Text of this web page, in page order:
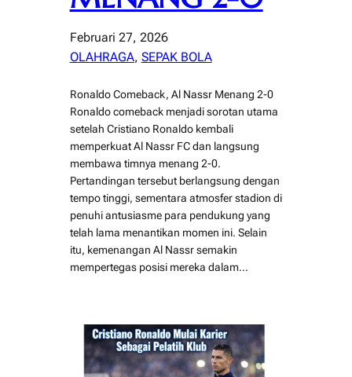
Februari 27, 2026
OLAHRAGA, SEPAK BOLA
Ronaldo Comeback, Al Nassr Menang 2-0
Ronaldo comeback menjadi sorotan utama
setelah Cristiano Ronaldo kembali
memperkuat Al Nassr FC dan langsung
membawa timnya menang 2-0.
Pertandingan tersebut berlangsung dengan
tempo tinggi, sementara atmosfer stadion di
penuhi antusiasme para pendukung yang
telah lama menantikan momen ini. Selain
itu, kemenangan Al Nassr semakin
mempertegas posisi mereka dalam…